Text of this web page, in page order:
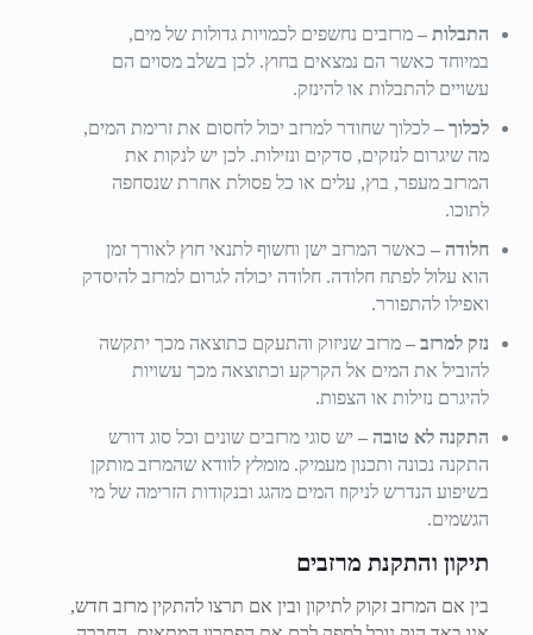
התבלות –מרזבים נחשפים לכמויות גדולות של מים,
במיוחד כאשר הם נמצאים בחוץ. לכן בשלב מסוים הם
עשויים להתבלות או להינזק.
לכלוך –לכלוך שחודר למרזב יכול לחסום את זרימת המים,
מה שיגרום לנזקים, סדקים ונזילות. לכן יש לנקות את
המרזב מעפר, בוץ, עלים או כל פסולת אחרת שנסחפה
לתוכו.
חלודה –כאשר המרזב ישן וחשוף לתנאי חוץ לאורך זמן
הוא עלול לפתח חלודה. חלודה יכולה לגרום למרזב להיסדק
ואפילו להתפורר.
נזק למרזב –מרזב שניזוק והתעקם כתוצאה מכך יתקשה
להוביל את המים אל הקרקע וכתוצאה מכך עשויות
להיגרם נזילות או הצפות.
התקנה לא טובה –יש סוגי מרזבים שונים וכל סוג דורש
התקנה נכונה ותכנון מעמיק. מומלץ לוודא שהמרזב מותקן
בשיפוע הנדרש לניקוז המים מהגג ובנקודות הזרימה של מי
הגשמים.
תיקון והתקנת מרזבים
בין אם המרזב זקוק לתיקון ובין אם תרצו להתקין מרזב חדש,